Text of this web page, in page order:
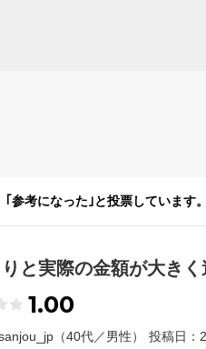
りと実際の金額が大きく
1.00
（40代／男性） 投稿日：
｢参考になった｣と投票しています。